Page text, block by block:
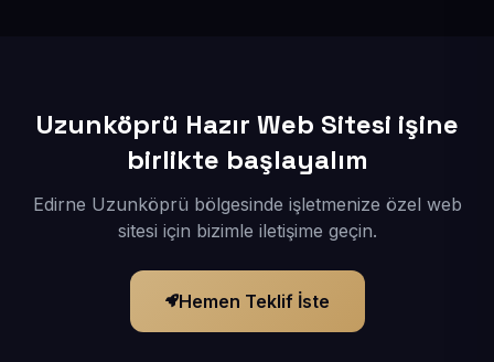
Uzunköprü Hazır Web Sitesi işine
birlikte başlayalım
Edirne Uzunköprü bölgesinde işletmenize özel web
sitesi için bizimle iletişime geçin.
Hemen Teklif İste